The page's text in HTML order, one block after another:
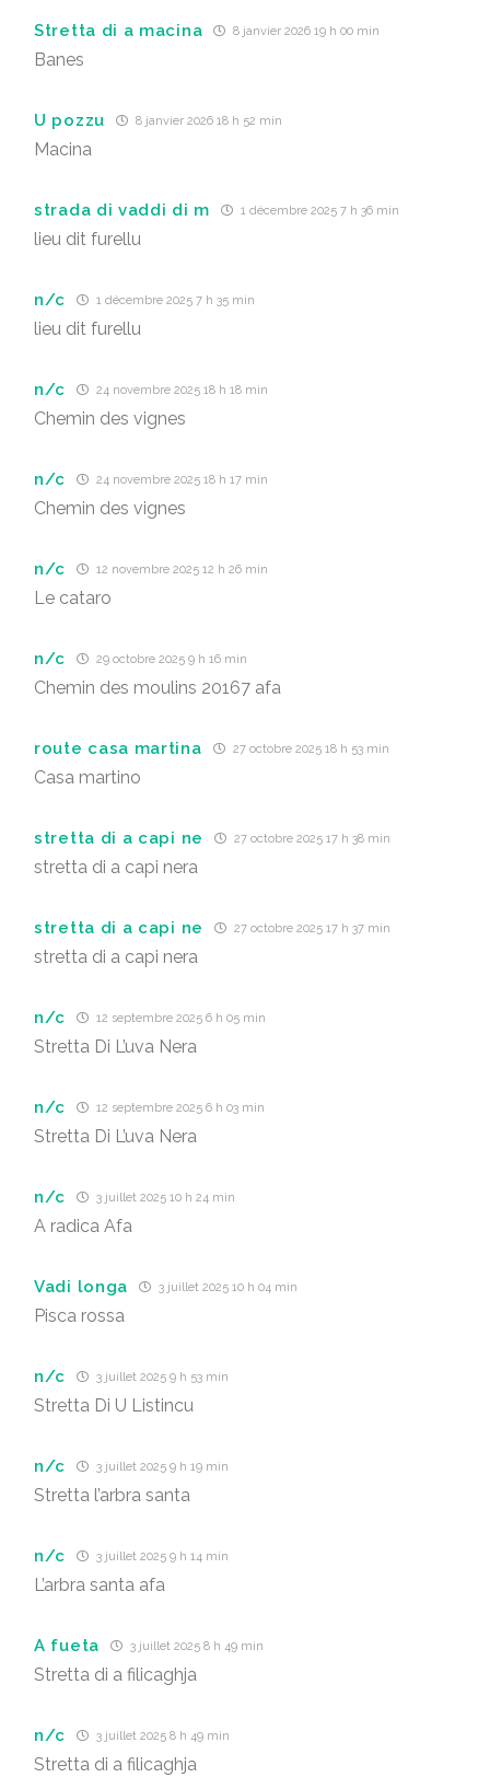
Stretta di a macina 8 janvier 2026 19 h 00 min
Banes
U pozzu 8 janvier 2026 18 h 52 min
Macina
strada di vaddi di m 1 décembre 2025 7 h 36 min
lieu dit furellu
n/c 1 décembre 2025 7 h 35 min
lieu dit furellu
n/c 24 novembre 2025 18 h 18 min
Chemin des vignes
n/c 24 novembre 2025 18 h 17 min
Chemin des vignes
n/c 12 novembre 2025 12 h 26 min
Le cataro
n/c 29 octobre 2025 9 h 16 min
Chemin des moulins 20167 afa
route casa martina 27 octobre 2025 18 h 53 min
Casa martino
stretta di a capi ne 27 octobre 2025 17 h 38 min
stretta di a capi nera
stretta di a capi ne 27 octobre 2025 17 h 37 min
stretta di a capi nera
n/c 12 septembre 2025 6 h 05 min
Stretta Di L’uva Nera
n/c 12 septembre 2025 6 h 03 min
Stretta Di L’uva Nera
n/c 3 juillet 2025 10 h 24 min
A radica Afa
Vadi longa 3 juillet 2025 10 h 04 min
Pisca rossa
n/c 3 juillet 2025 9 h 53 min
Stretta Di U Listincu
n/c 3 juillet 2025 9 h 19 min
Stretta l’arbra santa
n/c 3 juillet 2025 9 h 14 min
L’arbra santa afa
A fueta 3 juillet 2025 8 h 49 min
Stretta di a filicaghja
n/c 3 juillet 2025 8 h 49 min
Stretta di a filicaghja